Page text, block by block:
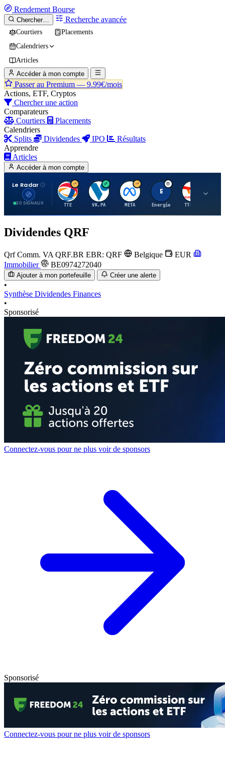
Rendement Bourse
Chercher… Recherche avancée
Courtiers
Placements
Calendriers
Articles
Accéder à mon compte
Passer au Premium — 9.99€/mois
Actions, ETF, Cryptos
Chercher une action
Comparateurs
Courtiers
Placements
Calendriers
Splits
Dividendes IPO
Résultats
Apprendre
Articles
Accéder à mon compte
Le Radar
20 SIGNAUX
T
TTE
V
VK.PA
M
META
E
Energie
T
TTE.PA
Dividendes QRF
Qrf Comm. VA QRF.BR EBR: QRF Belgique
EUR
Immobilier
BE0974272040
Ajouter à mon portefeuille Créer une alerte
•
Synthèse Dividendes Finances
•
Sponsorisé
Connectez-vous pour ne plus voir de sponsors
Sponsorisé
Connectez-vous pour ne plus voir de sponsors